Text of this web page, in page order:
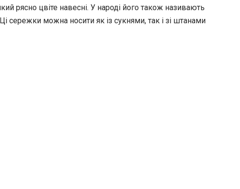
рясно цвіте навесні. У народі його також називають
сережки можна носити як із сукнями, так і зі штанами